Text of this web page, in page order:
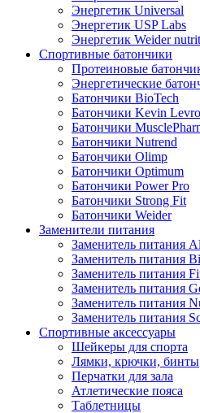
Энергетик Universal
Энергетик USP Labs
Энергетик Weider
Спортивные батончики
Протеиновые
Энергетические
Батончики BioTech
Батончики Kevin
Батончики
Батончики Nutrend
Батончики Olimp
Батончики Optimum
Батончики Power Pro
Батончики Strong Fit
Батончики Weider
Заменители питания
Заменитель питания
Заменитель питания
Заменитель питания
Заменитель питания
Заменитель питания
Заменитель питания
Спортивные аксессуары
Шейкеры для спорта
Лямки, крючки, бинты
Перчатки для зала
Атлетические пояса
Таблетницы